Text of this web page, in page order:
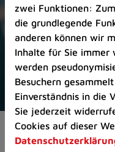
Seitenanfang
springen
(Schnelltaste
A)
Zur
Navigation/Menü
springen
(Schnelltaste
M)
Zur
Aktuelles
zwei Funktionen:
die grundlegende
anderen können wir
Inhalte für Sie immer
werden
Besuchern
Einverständnis in die
Sie jederzeit
Cookies auf dieser